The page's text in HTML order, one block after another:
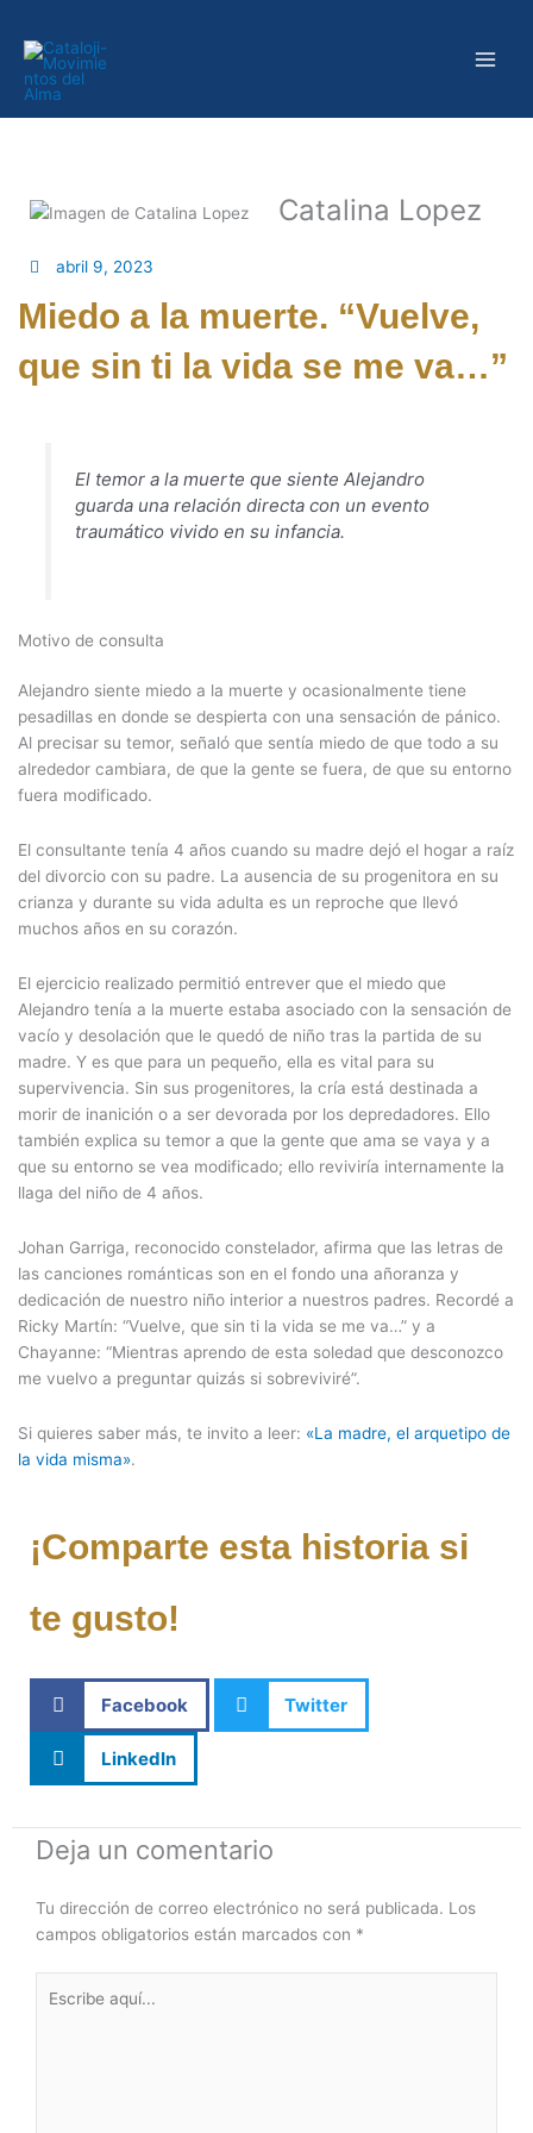
contenido
Catalina Lopez
abril 9, 2023
Miedo a la muerte. “Vuelve,
que sin ti la vida se me va…”
El temor a la muerte que siente Alejandro
guarda una relación directa con un evento
traumático vivido en su infancia.
Motivo de consulta
Alejandro siente miedo a la muerte y ocasionalmente tiene
pesadillas en donde se despierta con una sensación de pánico.
Al precisar su temor, señaló que sentía miedo de que todo a su
alrededor cambiara, de que la gente se fuera, de que su entorno
fuera modificado.
El consultante tenía 4 años cuando su madre dejó el hogar a raíz
del divorcio con su padre. La ausencia de su progenitora en su
crianza y durante su vida adulta es un reproche que llevó
muchos años en su corazón.
El ejercicio realizado permitió entrever que el miedo que
Alejandro tenía a la muerte estaba asociado con la sensación de
vacío y desolación que le quedó de niño tras la partida de su
madre. Y es que para un pequeño, ella es vital para su
supervivencia. Sin sus progenitores, la cría está destinada a
morir de inanición o a ser devorada por los depredadores. Ello
también explica su temor a que la gente que ama se vaya y a
que su entorno se vea modificado; ello reviviría internamente la
llaga del niño de 4 años.
Johan Garriga, reconocido constelador, afirma que las letras de
las canciones románticas son en el fondo una añoranza y
dedicación de nuestro niño interior a nuestros padres. Recordé a
Ricky Martín: “Vuelve, que sin ti la vida se me va…” y a
Chayanne: “Mientras aprendo de esta soledad que desconozco
me vuelvo a preguntar quizás si sobreviviré”.
Si quieres saber más, te invito a leer: «La madre, el arquetipo de
la vida misma».
¡Comparte esta historia si
te gusto!
Facebook Twitter
LinkedIn
Deja un comentario
Tu dirección de correo electrónico no será publicada. Los
campos obligatorios están marcados con *
aquí...